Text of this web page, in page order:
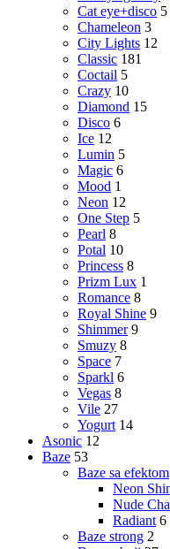
Cat eye+disco 5
Chameleon 3
City Lights 12
Classic 181
Coctail 5
Crazy 10
Diamond 15
Disco 6
Ice 12
Lumin 5
Magic 6
Mood 1
Neon 12
One Step 5
Pearl 8
Potal 10
Princess 8
Prizm Lux 1
Romance 8
Royal Shine 9
Shimmer 9
Smuzy 8
Space 7
Sparkl 6
Vegas 8
Vile 27
Yogurt 14
Asonic 12
Baze 53
Baze sa efektom
Neon
Nude
Radiant 6
Baze strong 2